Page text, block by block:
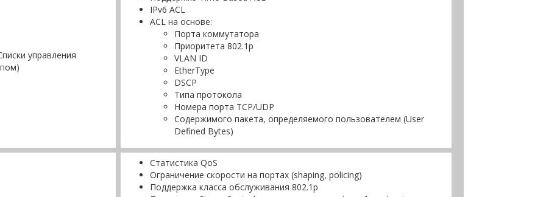
управления
IPv6 ACL
ACL на основе:
Порта коммутатора
Приоритета 802.1p
VLAN ID
EtherType
DSCP
Типа протокола
Номера порта TCP/UDP
Содержимого пакета, определяемого пользователем (User
Defined Bytes)
Статистика QoS
Ограничение скорости на портах (shaping, policing)
Поддержка класса обслуживания 802.1p